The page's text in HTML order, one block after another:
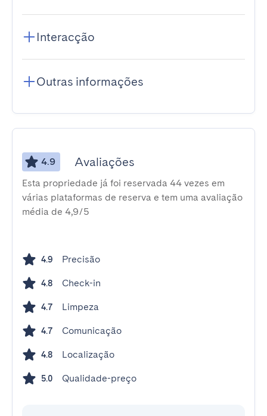
Interacção
Outras informações
4.9 Avaliações
Esta propriedade já foi reservada 44 vezes em
várias plataformas de reserva e tem uma avaliação
média de 4,9/5
4.9 Precisão
4.8 Check-in
4.7 Limpeza
4.7 Comunicação
4.8 Localização
5.0 Qualidade-preço